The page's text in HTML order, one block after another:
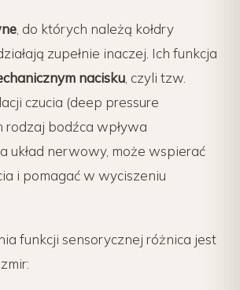
, do których należą kołdry
zupełnie inaczej. Ich funkcja
nacisku , czyli tzw.
czucia (deep pressure
rodzaj bodźca wpływa
układ nerwowy, może wspierać
i pomagać w wyciszeniu
funkcji sensorycznej różnica jest